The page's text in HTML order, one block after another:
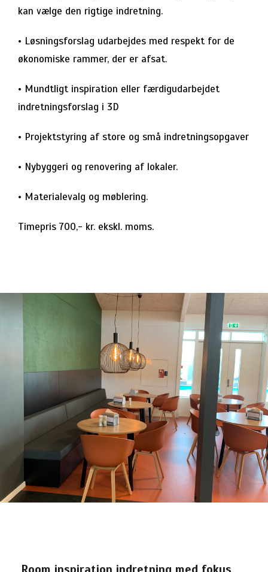
kan vælge den rigtige indretning.
• Løsningsforslag udarbejdes med respekt for de
økonomiske rammer, der er afsat.
• Mundtligt inspiration eller færdigudarbejdet
indretningsforslag i 3D
• Projektstyring af store og små indretningsopgaver
• Nybyggeri og renovering af lokaler.
• Materialevalg og møblering.
Timepris 700,- kr. ekskl. moms.